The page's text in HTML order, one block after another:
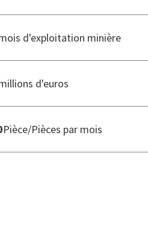
d'exploitation minière
d'euros
Pièce/Pièces par mois